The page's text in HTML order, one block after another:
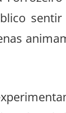
Forrozeiro
sentir